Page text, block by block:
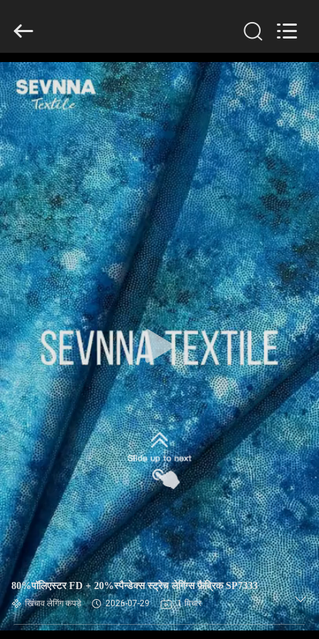
घर
उत्पादों
वीआर
दिखाएँ
हमारे
बारे
में
कारखाना
भ्रमण
गुणवत्ता
नियंत्रण
संपर्क
करें
समाचार
मामलों
साइटमैप
TEXTILE.
80%पॉलिएस्टर FD + 20%स्पैन्डेक्स स्ट्रेच लेगिंग्स फ़ैब्रिक SP7333
खिंचाव लेगिंग कपड़े 2026-07-29 1 विचार